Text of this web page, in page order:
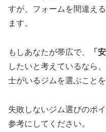
すが、フォームを間違え
ます。
もしあなたが帯広で、 「
したいと考えているなら
士がいるジムを選ぶことを
失敗しないジム選びのポ
参考にしてください。